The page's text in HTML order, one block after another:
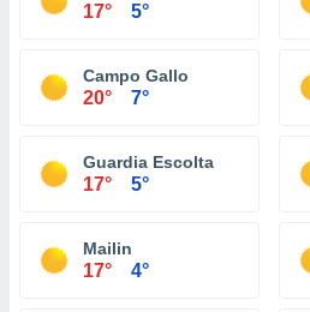
17° 5°
Campo Gallo
20° 7°
Guardia Escolta
17° 5°
Mailin
17° 4°